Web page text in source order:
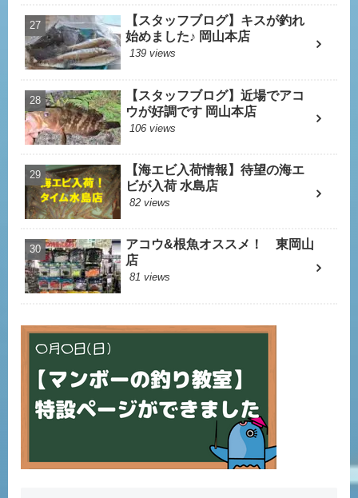
【スタッフブログ】キスが釣れ
始めました♪ 岡山本店
139 views
【スタッフブログ】近場でアコ
ウが好調です 岡山本店
106 views
【海エビ入荷情報】待望の海エ
ビが入荷 水島店
82 views
アコウ&根魚オススメ！ 東岡山
店
81 views